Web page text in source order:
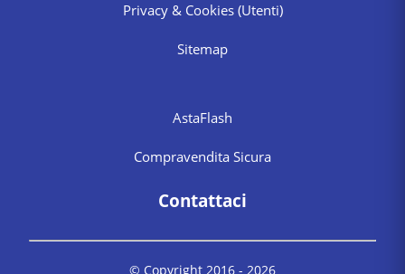
Privacy & Cookies (Utenti)
Sitemap
AstaFlash
Compravendita Sicura
Contattaci
© Copyright 2016 - 2026